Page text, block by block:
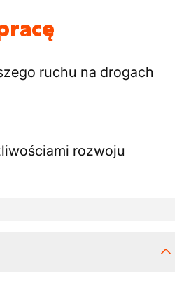
ruchu na drogach
rozwoju